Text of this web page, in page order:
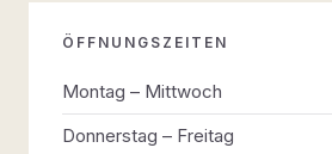
ÖFFNUNGSZEITEN
Montag – Mittwoch
Donnerstag – Freitag